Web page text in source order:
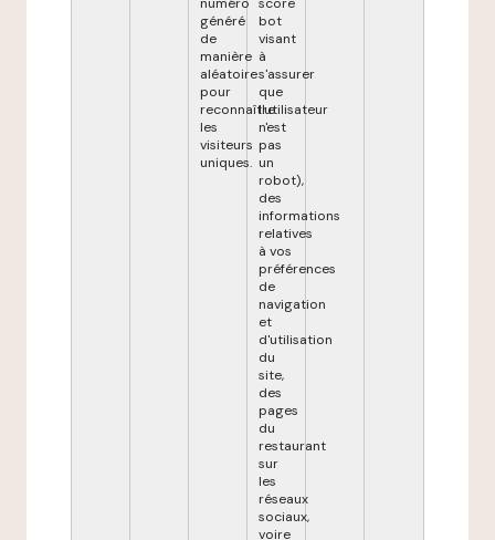
généré
de
manière
aléatoire
pour
reconnaître
les
visiteurs
uniques.
bot
visant
à
s'assurer
que
l'utilisateur
n'est
pas
un
robot),
des
informations
relatives
à vos
préférences
de
navigation
et
d'utilisation
du
site,
des
pages
du
restaurant
sur
les
réseaux
sociaux,
voire